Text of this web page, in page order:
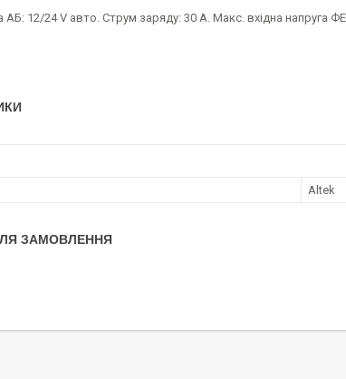
АБ: 12/24 V авто. Струм заряду: 30 А. Макс. вхідна напруга
Altek
ЗАМОВЛЕННЯ